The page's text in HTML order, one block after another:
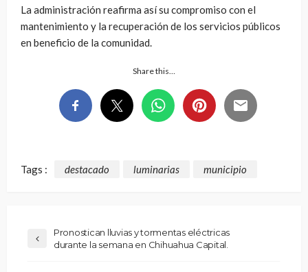
La administración reafirma así su compromiso con el
mantenimiento y la recuperación de los servicios públicos
en beneficio de la comunidad.
Share this…
Tags : destacado luminarias municipio
Pronostican lluvias y tormentas eléctricas
durante la semana en Chihuahua Capital.